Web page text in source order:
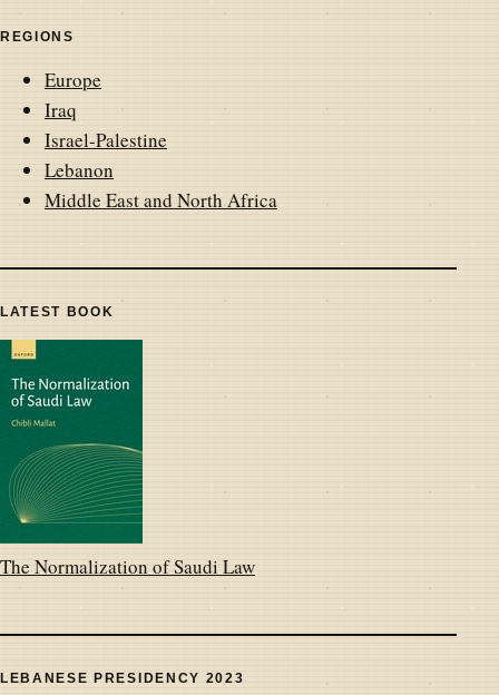
REGIONS
Europe
Iraq
Israel-Palestine
Lebanon
Middle East and North Africa
LATEST BOOK
The Normalization of Saudi Law
LEBANESE PRESIDENCY 2023